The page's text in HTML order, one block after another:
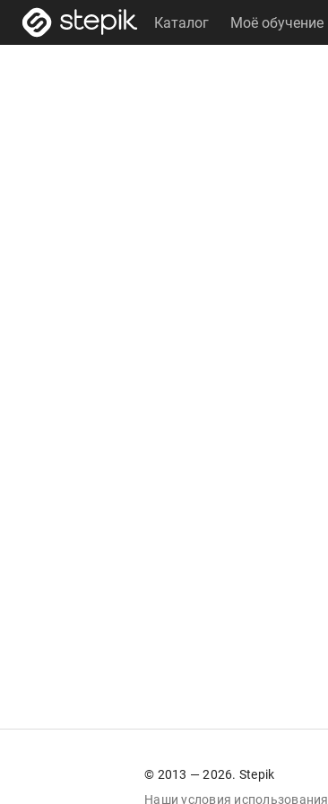
Каталог Моё обучение
© 2013 — 2026. Stepik
Наши условия использования